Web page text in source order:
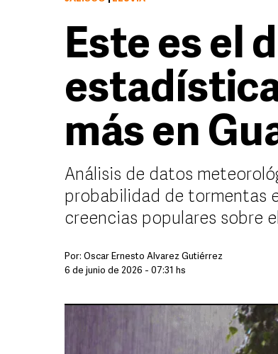
Este es el
más en
Análisis de datos
probabilidad de tormentas
creencias populares sobre
Por: Óscar Ernesto Álvarez Gutiérrez
6 de junio de 2026 - 07:31 hs